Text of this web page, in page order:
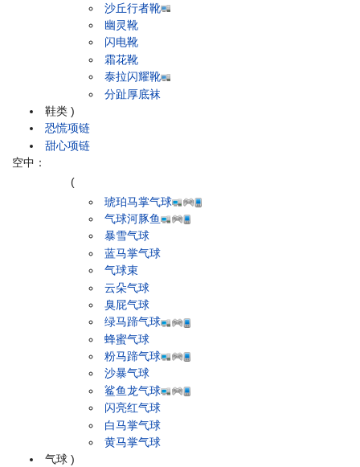
鞋类
沙丘行者靴
幽灵靴
闪电靴
霜花靴
泰拉闪耀靴
分趾厚底袜
)
恐慌项链
甜心项链
空中：
气球
(
琥珀马掌气球
气球河豚鱼
暴雪气球
蓝马掌气球
气球束
云朵气球
臭屁气球
绿马蹄气球
蜂蜜气球
粉马蹄气球
沙暴气球
鲨鱼龙气球
闪亮红气球
白马掌气球
黄马掌气球
)